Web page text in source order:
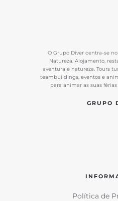
O Grupo Diver centra-se
Natureza. Alojamento,
aventura e natureza. Tours
teambuildings, eventos e
para animar as suas
GRUPO
Política de